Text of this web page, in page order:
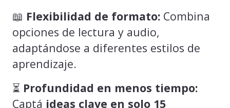
📖 Flexibilidad de formato: Combina
opciones de lectura y audio,
adaptándose a diferentes estilos de
aprendizaje.
⏳ Profundidad en menos tiempo:
Captá ideas clave en solo 15